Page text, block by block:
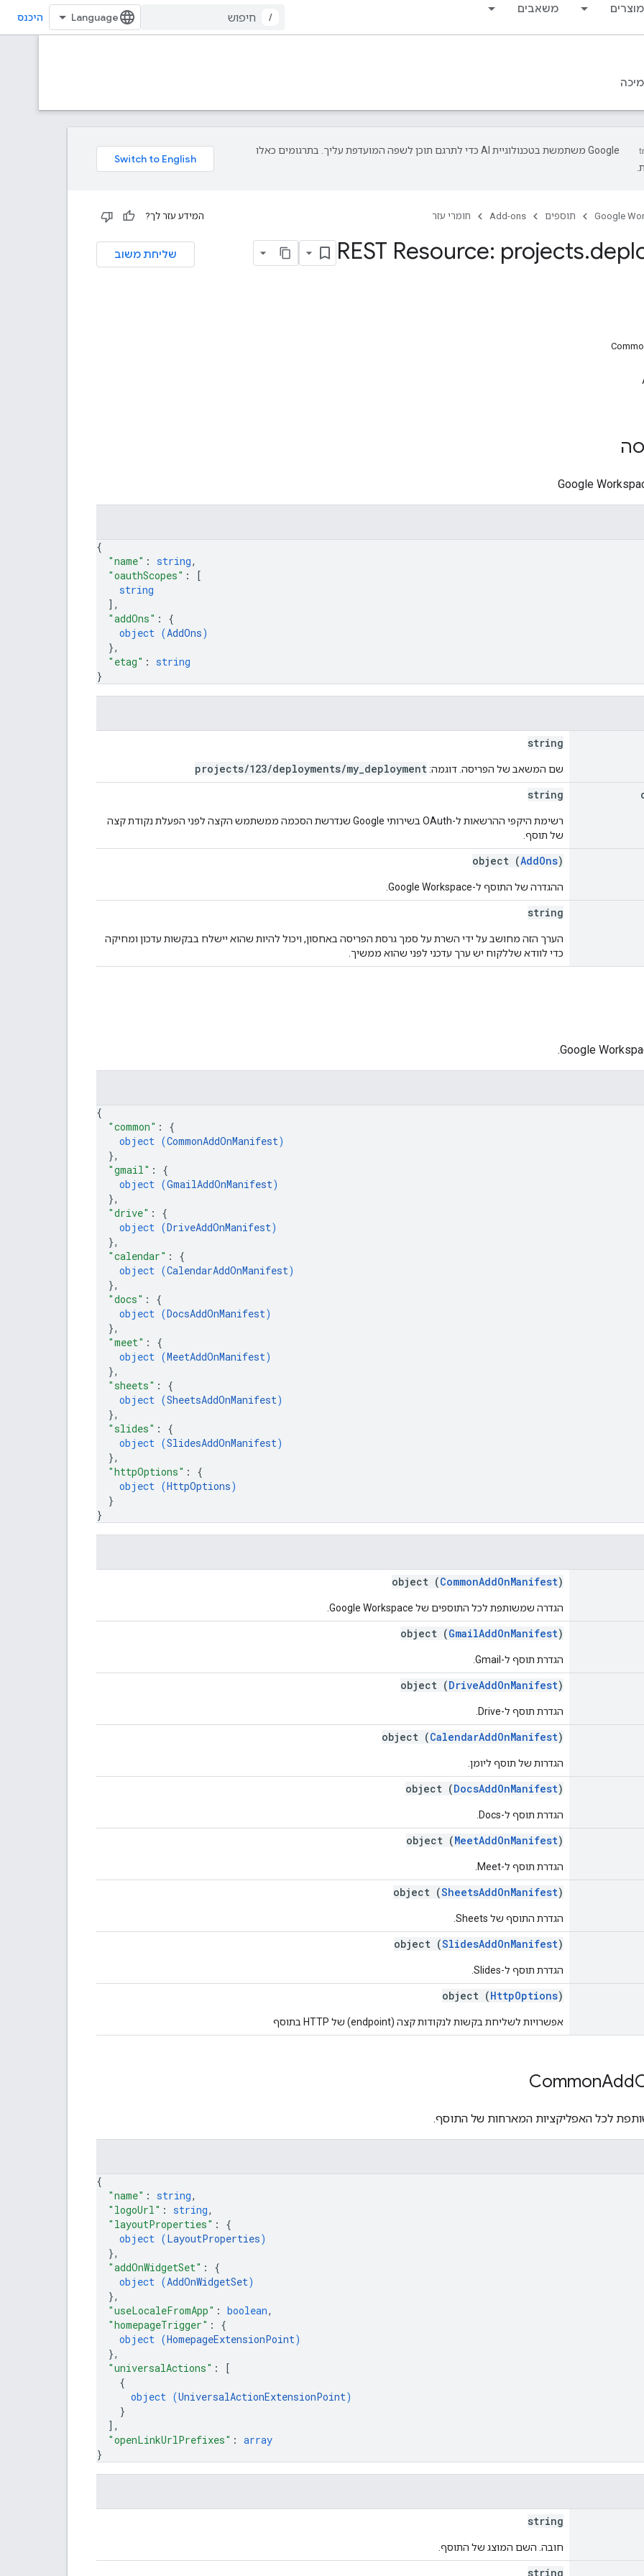
משאבים
/ היכנס
‫Google משתמשת בטכנולוגיית AI כדי לתרגם תוכן לשפה המועדפת עליך. בתרגומים כאלו
Google תוספים Add-ons חומרי עזר המידע עזר לך?
שליחת משוב REST Resource: projects.
{
"name" : string,
"oauthScopes" :
[
string
] ,
"addOns" : {
object (AddOns)
},
"etag" : string
}
string
שם המשאב של הפריסה. דוגמה:projects/123/deployments/my_deployment
string
רשימת היקפי ההרשאות ל-OAuth בשירותי Google שנדרשת הסכמה ממשתמש הקצה לפני הפעלת נקודת קצה
של תוסף.
object (AddOns)
ההגדרה של התוסף ל-Google Workspace.
string
הערך הזה מחושב על ידי השרת על סמך גרסת הפריסה באחסון, ויכול להיות שהוא יישלח בבקשות עדכון ומחיקה
כדי לוודא שללקוח יש ערך עדכני לפני שהוא ממשיך.
{
"common" : {
object (CommonAddOnManifest)
},
"gmail" : {
object (GmailAddOnManifest)
},
"drive" : {
object (DriveAddOnManifest)
},
"calendar" : {
object (CalendarAddOnManifest)
},
"docs" : {
object (DocsAddOnManifest)
},
"meet" : {
object (MeetAddOnManifest)
},
"sheets" : {
object (SheetsAddOnManifest)
},
"slides" : {
object (SlidesAddOnManifest)
},
"httpOptions" : {
object (HttpOptions)
}
}
object (CommonAddOnManifest)
הגדרה שמשותפת לכל התוספים של Google Workspace.
object (GmailAddOnManifest)
הגדרת תוסף ל-Gmail.
object (DriveAddOnManifest)
הגדרת תוסף ל-Drive.
object (CalendarAddOnManifest)
הגדרות של תוסף ליומן.
object (DocsAddOnManifest)
הגדרת תוסף ל-Docs.
object (MeetAddOnManifest)
הגדרת תוסף ל-Meet.
object (SheetsAddOnManifest)
הגדרת התוסף של Sheets.
object (SlidesAddOnManifest)
הגדרת תוסף ל-Slides.
object (HttpOptions)
אפשרויות לשליחת בקשות לנקודות קצה (endpoint) של HTTP בתוסף
CommonAdd
לכל האפליקציות המארחות של התוסף.
{
"name" : string,
"logoUrl" : string,
"layoutProperties" : {
object (LayoutProperties)
},
"addOnWidgetSet" : {
object (AddOnWidgetSet)
},
"useLocaleFromApp" : boolean,
"homepageTrigger" : {
object (HomepageExtensionPoint)
},
"universalActions" :
[
{
object (UniversalActionExtensionPoint)
}
] ,
"openLinkUrlPrefixes" : array
}
string
חובה. השם המוצג של התוסף.
string